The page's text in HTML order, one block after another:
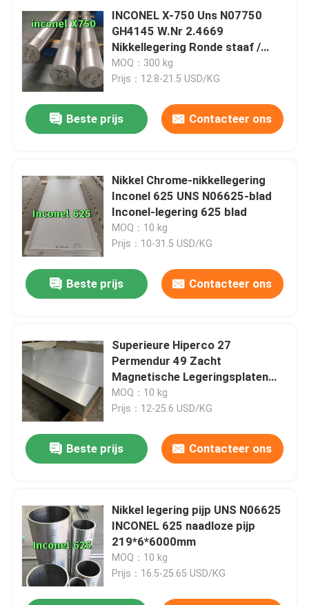
INCONEL X-750 Uns N07750
GH4145 W.Nr 2.4669
Nikkellegering Ronde staaf /
staaf Helder en zwart oppervlak
MOQ：300 kg
Prijs：12.8-21.5 USD/KG
Beste prijs Contacteer ons
Nikkel Chrome-nikkellegering
Inconel 625 UNS N06625-blad
Inconel-legering 625 blad
MOQ：10 kg
Prijs：10-31.5 USD/KG
Beste prijs Contacteer ons
Superieure Hiperco 27
Permendur 49 Zacht
Magnetische Legeringsplaten
voor Precisie-elektronica
MOQ：10 kg
Prijs：12-25.6 USD/KG
Beste prijs Contacteer ons
Nikkel legering pijp UNS N06625
INCONEL 625 naadloze pijp
219*6*6000mm
MOQ：10 kg
Prijs：16.5-25.65 USD/KG